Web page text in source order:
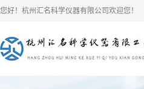
您好！杭州汇名科学仪器有限公司欢迎您！